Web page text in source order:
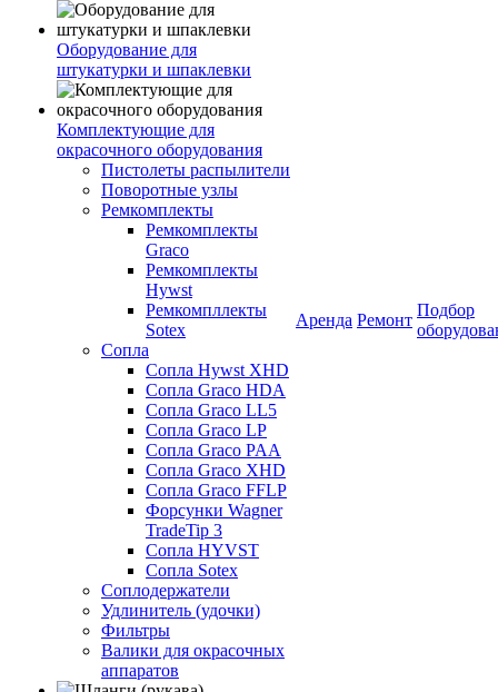
Оборудование для
штукатурки и шпаклевки
Комплектующие для
окрасочного оборудования
Пистолеты распылители
Поворотные узлы
Ремкомплекты
Ремкомплекты
Graco
Ремкомплекты
Hywst
Ремкомпллекты
Sotex
Сопла
Сопла Hywst XHD
Сопла Graco HDA
Сопла Graco LL5
Сопла Graco LP
Сопла Graco PAA
Сопла Graco XHD
Сопла Graco FFLP
Форсунки Wagner
TradeTip 3
Сопла HYVST
Сопла Sotex
Соплодержатели
Удлинитель (удочки)
Фильтры
Валики для окрасочных
аппаратов
Аренда Ремонт
Подбор